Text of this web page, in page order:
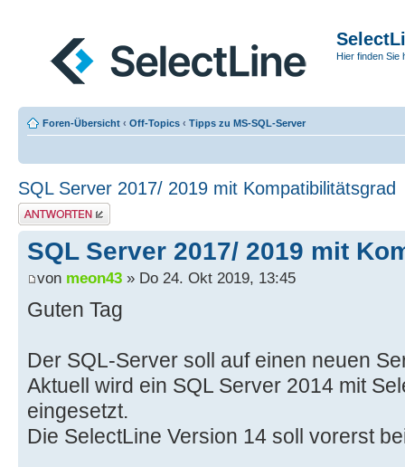
Hier finden Sie
Foren-Übersicht ‹ Off-Topics ‹ Tipps zu MS-SQL-Server
SQL Server 2017/ 2019 mit Kompatibilitätsgrad
Antwort erstellen
SQL Server 2017/ 2019 mit
von meon43 » Do 24. Okt 2019, 13:45
Guten Tag
Der SQL-Server soll auf einen neuen
Aktuell wird ein SQL Server 2014 mit
eingesetzt.
Die SelectLine Version 14 soll vorerst